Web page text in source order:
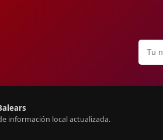
información local actualizada.